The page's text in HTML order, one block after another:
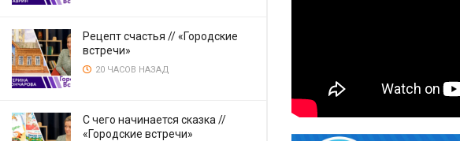
Рецепт счастья // «Городские
встречи»
20 ЧАСОВ НАЗАД
С чего начинается сказка //
«Городские встречи»